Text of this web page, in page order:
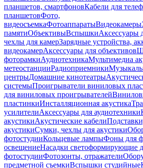
планшетов, смартфоновКабели для
планшетовФото,
видеосъемкаФотоаппаратыВидеокамеры
памятиОбъективыВспышкиАксессуары
чехлы для камерЗарядные устройства,
видеокамерАксессуары для объективов
фоторамкиАудиотехникаМультимедиа
метеостанцииРадиоприемники
центрыДомашние кинотеатры
системыПроигрыватели виниловых
для виниловых проигрывателей
пластинкиИнсталляционная акустика
усилителиАксессуары для аудиотехники
акустикиАкустические кабели
акустикиСумки, чехлы для акустики
фотостудииКольцевые лампыФоны для
освещениеНасадки светоформирующие
фотостудииФотозонты, отражатели
предметной съемкиВспышки студийные